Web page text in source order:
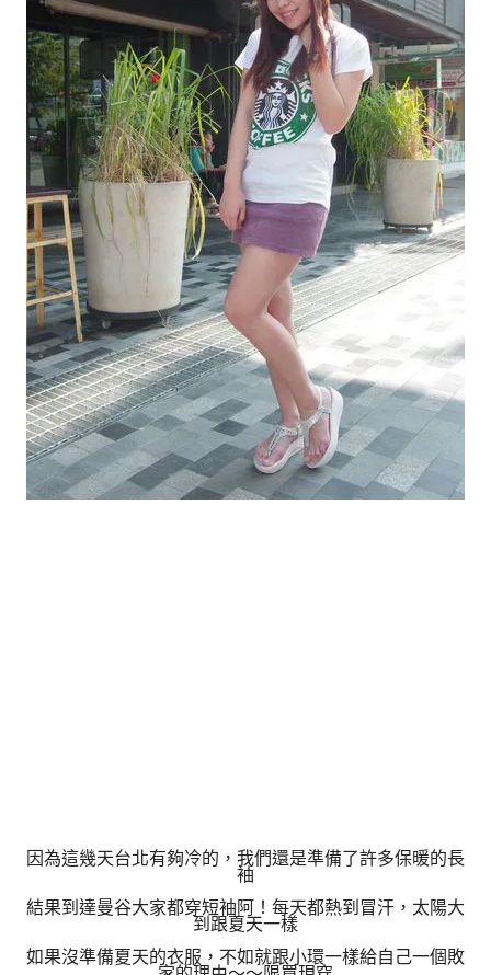
因為這幾天台北有夠冷的，我們還是準備了許多保暖的長
袖
結果到達曼谷大家都穿短袖阿！每天都熱到冒汗，太陽大
到跟夏天一樣
如果沒準備夏天的衣服，不如就跟小環一樣給自己一個敗